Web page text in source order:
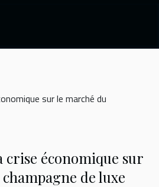
sur le marché du
crise économique sur
de luxe